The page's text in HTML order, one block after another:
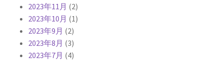
2023年11月 (2)
2023年10月 (1)
2023年9月 (2)
2023年8月 (3)
2023年7月 (4)